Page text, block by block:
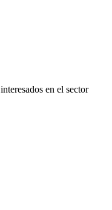
interesados en el sector